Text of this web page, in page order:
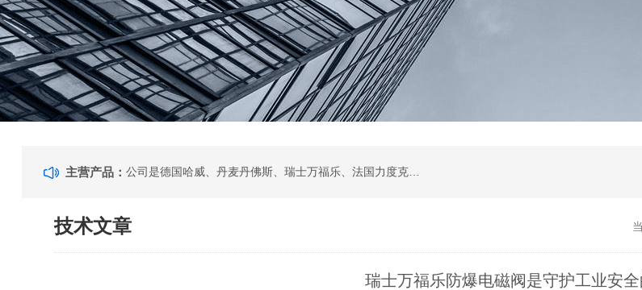
主营产品：
技术文章
瑞士万福乐防爆电磁阀是守护工业安